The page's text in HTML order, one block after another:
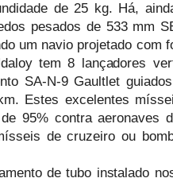
de 25 kg. Há,
pesados de 533 mm
um navio projetado com
tem 8 lançadores
SA-N-9 Gaultlet
Estes excelentes
95% contra aeronaves
de cruzeiro ou
de tubo instalado